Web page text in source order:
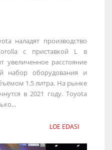
наладят производство
с приставкой L в
увеличенное расстояние
набор оборудования и
1.5 литра. На рынке
в 2021 году. Toyota
LOE EDASI